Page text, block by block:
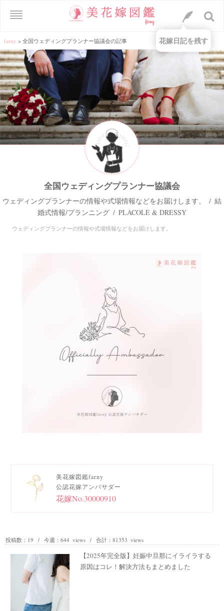
farny > 全国ウェディングプランナー協議会の記事
全国ウェディングプランナー協議会
ウェディングプランナーの情報や式場情報などをお届けします。 / 結
婚式情報/プランニング / PLACOLE & DRESSY
ウェディングプランナーの情報や式場情報などをお届けします。
美花嫁図鑑farny
公認花嫁アンバサダー
花嫁No.30000910
投稿数：19 / 今週：644 views / 合計：81353 views
【2025年完全版】妊娠中旦那にイライラする
原因はコレ！解決方法もまとめました
花嫁日記を残す